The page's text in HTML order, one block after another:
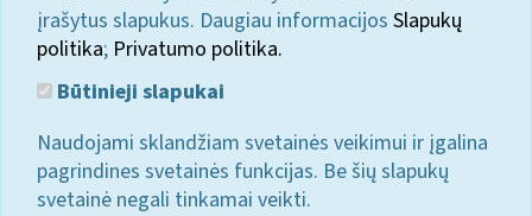
įrašytus slapukus. Daugiau informacijos Slapukų
politika; Privatumo politika.
Būtinieji slapukai
Naudojami sklandžiam svetainės veikimui ir įgalina
pagrindines svetainės funkcijas. Be šių slapukų
svetainė negali tinkamai veikti.